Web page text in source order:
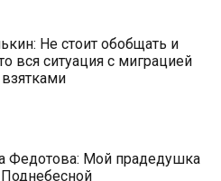
Не стоит обобщать и
вся ситуация с миграцией
Федотова: Мой прадедушка